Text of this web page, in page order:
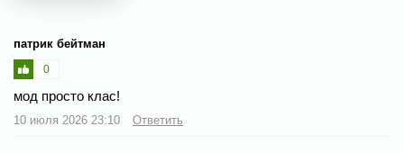
патрик бейтман
0
мод просто клас!
10 июля 2026 23:10 Ответить